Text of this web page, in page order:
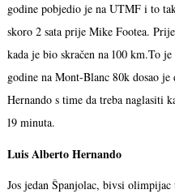
godine pobjedio je na UTMF i to
skoro 2 sata prije Mike Footea.
kada je bio skračen na 100 km.To
godine na Mont-Blanc 80k dosao
Hernando s time da treba naglasiti
19 minuta.
Luis Alberto Hernando
Jos jedan Španjolac, bivsi